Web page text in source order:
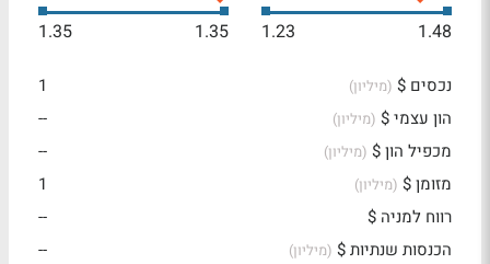
1.48
1.23
1.35
1.35
נכסים $ (מיליון)
1
הון עצמי $ (מיליון)
--
מכפיל הון $ (מיליון)
--
מזומן $ (מיליון)
1
רווח למניה $
--
הכנסות שנתיות $ (מיליון)
--